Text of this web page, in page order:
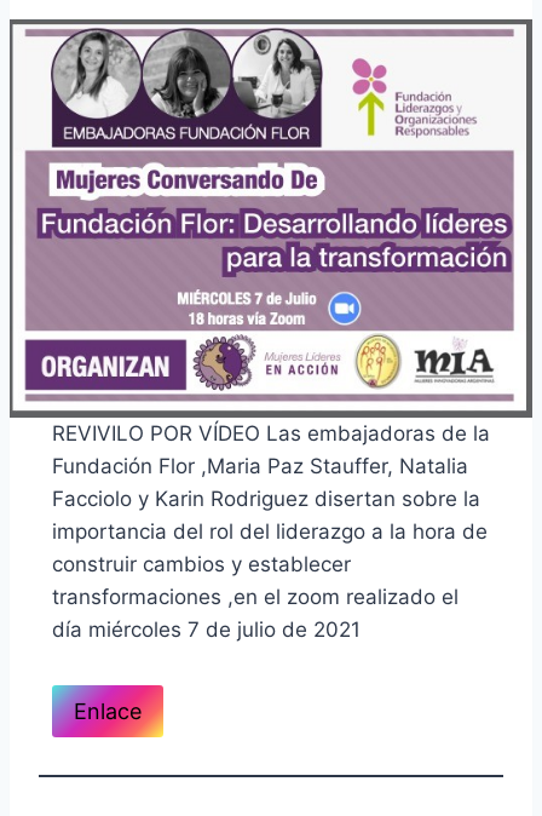
REVIVILO POR VÍDEO Las embajadoras de la
Fundación Flor ,Maria Paz Stauffer, Natalia
Facciolo y Karin Rodriguez disertan sobre la
importancia del rol del liderazgo a la hora de
construir cambios y establecer
transformaciones ,en el zoom realizado el
día miércoles 7 de julio de 2021
Enlace